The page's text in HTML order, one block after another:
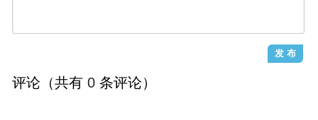
评论（共有 0 条评论）